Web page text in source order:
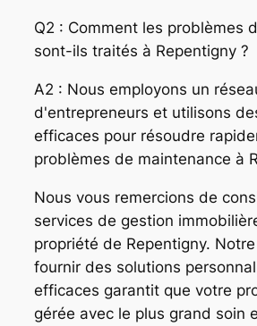
Q2 : Comment les problèmes
sont-ils traités à Repentigny ?
A2 : Nous employons un
d'entrepreneurs et utilisons
efficaces pour résoudre
problèmes de maintenance à
Nous vous remercions de
services de gestion
propriété de Repentigny.
fournir des solutions
efficaces garantit que votre
gérée avec le plus grand soin